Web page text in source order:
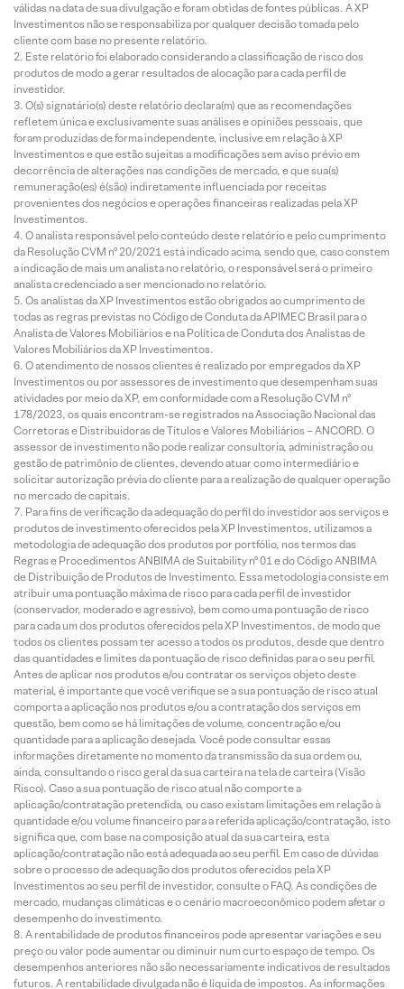
válidas na data de sua divulgação e foram obtidas de fontes públicas. A XP
Investimentos não se responsabiliza por qualquer decisão tomada pelo
cliente com base no presente relatório.
Este relatório foi elaborado considerando a classificação de risco dos
produtos de modo a gerar resultados de alocação para cada perfil de
investidor.
O(s) signatário(s) deste relatório declara(m) que as recomendações
refletem única e exclusivamente suas análises e opiniões pessoais, que
foram produzidas de forma independente, inclusive em relação à XP
Investimentos e que estão sujeitas a modificações sem aviso prévio em
decorrência de alterações nas condições de mercado, e que sua(s)
remuneração(es) é(são) indiretamente influenciada por receitas
provenientes dos negócios e operações financeiras realizadas pela XP
Investimentos.
O analista responsável pelo conteúdo deste relatório e pelo cumprimento
da Resolução CVM nº 20/2021 está indicado acima, sendo que, caso constem
a indicação de mais um analista no relatório, o responsável será o primeiro
analista credenciado a ser mencionado no relatório.
Os analistas da XP Investimentos estão obrigados ao cumprimento de
todas as regras previstas no Código de Conduta da APIMEC Brasil para o
Analista de Valores Mobiliários e na Política de Conduta dos Analistas de
Valores Mobiliários da XP Investimentos.
O atendimento de nossos clientes é realizado por empregados da XP
Investimentos ou por assessores de investimento que desempenham suas
atividades por meio da XP, em conformidade com a Resolução CVM nº
178/2023, os quais encontram-se registrados na Associação Nacional das
Corretoras e Distribuidoras de Títulos e Valores Mobiliários – ANCORD. O
assessor de investimento não pode realizar consultoria, administração ou
gestão de patrimônio de clientes, devendo atuar como intermediário e
solicitar autorização prévia do cliente para a realização de qualquer operação
no mercado de capitais.
Para fins de verificação da adequação do perfil do investidor aos serviços e
produtos de investimento oferecidos pela XP Investimentos, utilizamos a
metodologia de adequação dos produtos por portfólio, nos termos das
Regras e Procedimentos ANBIMA de Suitability nº 01 e do Código ANBIMA
de Distribuição de Produtos de Investimento. Essa metodologia consiste em
atribuir uma pontuação máxima de risco para cada perfil de investidor
(conservador, moderado e agressivo), bem como uma pontuação de risco
para cada um dos produtos oferecidos pela XP Investimentos, de modo que
todos os clientes possam ter acesso a todos os produtos, desde que dentro
das quantidades e limites da pontuação de risco definidas para o seu perfil.
Antes de aplicar nos produtos e/ou contratar os serviços objeto deste
material, é importante que você verifique se a sua pontuação de risco atual
comporta a aplicação nos produtos e/ou a contratação dos serviços em
questão, bem como se há limitações de volume, concentração e/ou
quantidade para a aplicação desejada. Você pode consultar essas
informações diretamente no momento da transmissão da sua ordem ou,
ainda, consultando o risco geral da sua carteira na tela de carteira (Visão
Risco). Caso a sua pontuação de risco atual não comporte a
aplicação/contratação pretendida, ou caso existam limitações em relação à
quantidade e/ou volume financeiro para a referida aplicação/contratação, isto
significa que, com base na composição atual da sua carteira, esta
aplicação/contratação não está adequada ao seu perfil. Em caso de dúvidas
sobre o processo de adequação dos produtos oferecidos pela XP
Investimentos ao seu perfil de investidor, consulte o FAQ. As condições de
mercado, mudanças climáticas e o cenário macroeconômico podem afetar o
desempenho do investimento.
A rentabilidade de produtos financeiros pode apresentar variações e seu
preço ou valor pode aumentar ou diminuir num curto espaço de tempo. Os
desempenhos anteriores não são necessariamente indicativos de resultados
futuros. A rentabilidade divulgada não é líquida de impostos. As informações